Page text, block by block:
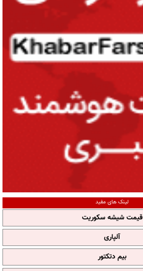
لینک های مفید
قیمت شیشه سکوریت
آلپاری
بیم دتکتور